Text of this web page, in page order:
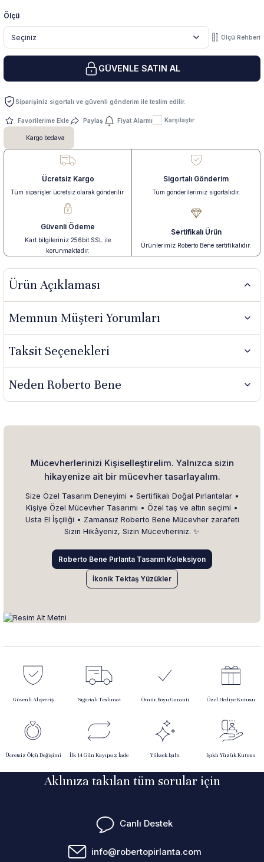
Ölçü
Ölçü Rehberi
GÜVENLE SATIN AL
Siparişiniz sigortalı ve güvenli gönderim ile teslim edilir.
Paylaş Fiyat Alarmı Karşılaştır
Kargo bedava
Ücretsiz Kargo
Tüm siparişler ücretsiz olarak gönderilir.
Sigortalı Gönderim
Tüm gönderilerimiz sigortalıdır.
Güvenli Ödeme
Kart bilgileriniz 256bit SSL ile
korunmaktadır.
Sertifikalı Ürün
Ürünlerimiz Roberto Bene sertifikalıdır.
Ürün Açıklaması
Memnun Müşteri Yorumları
Taksit Seçenekleri
Neden Roberto Bene
Mücevherlerinizi Kişiselleştirelim. Yalnızca sizin
hikayenize ait bir mücevher tasarlayalım.
Size Özel Tasarım Deneyimi • Sertifikalı Doğal Pırlantalar •
Kişiye Özel Mücevher Tasarımı • Özel taş ve altın seçimi •
Usta El İşçiliği • Zamansız Roberto Bene Mücevher zarafeti
Sizin Hikâyeniz, Sizin Mücevheriniz. ✨
Roberto Bene Pırlanta Tasarım Koleksiyon
İkonik Tektaş Yüzükler
Güvenli Alışveriş Sigortalı Teslimat Ömür Boyu Garanti Özel Hediye Kutusu
Ücretsiz Ölçü Değişimi İlk 14 Gün Kayıpsız İade Yüksek Işıltı Işıklı Yüzük Kutusu
Aklınıza takılan tüm sorular için
Canlı Destek
info@robertopirlanta.com